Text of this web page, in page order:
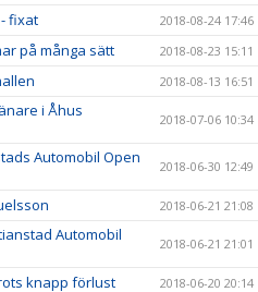
fixat 2018-08-24 17:46
på många sätt 2018-08-23 15:11
2018-08-13 16:51
i Åhus
2018-07-06 10:34
Automobil Open
2018-06-30 12:49
2018-06-21 21:08
Automobil
2018-06-21 21:01
knapp förlust 2018-06-20 20:14